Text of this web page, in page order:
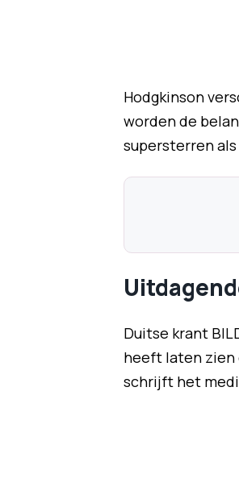
Hodgkinson
worden de
supersterren
Duitse krant
heeft laten zien
schrijft het